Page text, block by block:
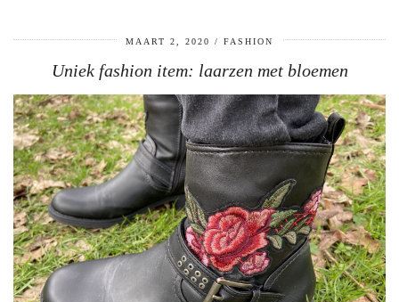
MAART 2, 2020 FASHION
Uniek fashion item: laarzen met bloemen